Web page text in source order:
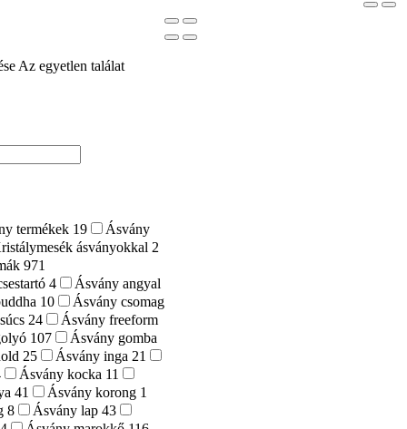
Az egyetlen találat
termékek 19
Ásvány
ásványokkal 2
971
4
Ásvány angyal
10
Ásvány csomag
24
Ásvány freeform
107
Ásvány gomba
25 Ásvány inga 21
Ásvány kocka 11
41 Ásvány korong 1
8 Ásvány lap43